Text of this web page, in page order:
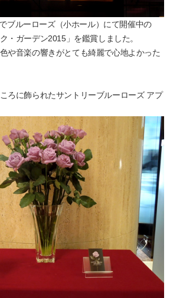
ブルーローズ（小ホール）にて開催中の
・ガーデン2015」を鑑賞しました。
や音楽の響きがとても綺麗で心地よかった
ろに飾られたサントリーブルーローズ アプ